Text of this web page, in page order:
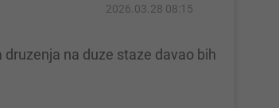
2026.03.28 08:15